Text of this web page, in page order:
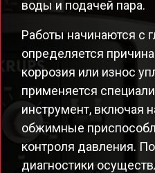
воды и подачей пара.
Работы начинаются с
определяется
коррозия или износ
применяется
инструмент, включая
обжимные
контроля давления.
диагностики